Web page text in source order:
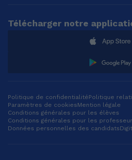
Télécharger notre
Politique de confidentialitéPolitique
Paramètres de cookiesMention légale
Conditions générales pour les élèves
Conditions générales pour les
Données personnelles des candidats